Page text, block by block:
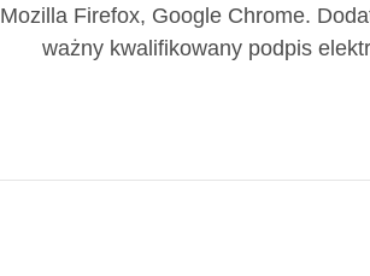
Mozilla Firefox, Google Chrome.
ważny kwalifikowany podpis